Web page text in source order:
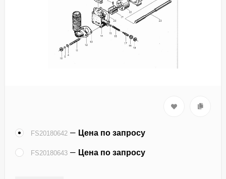
FS20180642 Цена по запросу
FS20180643 Цена по запросу